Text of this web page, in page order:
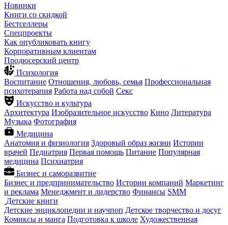
Новинки
Книги со скидкой
Бестселлеры
Спецпроекты
Как опубликовать книгу
Корпоративным клиентам
Продюсерский центр
Психология
Воспитание Отношения, любовь, семья Профессиональная
психотерапия Работа над собой Секс
Искусство и культура
Архитектура Изобразительное искусство Кино Литература
Музыка Фотография
Медицина
Анатомия и физиология Здоровый образ жизни Истории
врачей Педиатрия Первая помощь Питание Популярная
медицина Психиатрия
Бизнес и саморазвитие
Бизнес и предпринимательство Истории компаний Маркетинг
и реклама Менеджмент и лидерство Финансы SMM
Детские книги
Детские энциклопедии и научпоп Детское творчество и досуг
Комиксы и манга Подготовка к школе Художественная